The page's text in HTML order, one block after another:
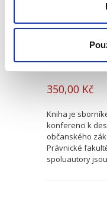
Renáta Šínová,
350,00 Kč
Kniha je
konferenci k
občanského
Právnické
spoluautory